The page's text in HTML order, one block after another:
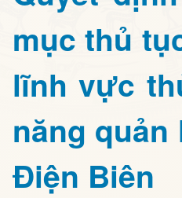
mục thủ
lĩnh vực
năng
Điện Biên